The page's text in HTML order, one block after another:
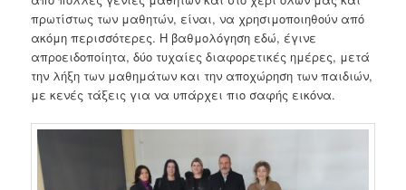
πρωτίστως των μαθητών, είναι, να χρησιμοποιηθούν από
ακόμη περισσότερες. Η βαθμολόγηση εδώ, έγινε
απροειδοποίητα, δύο τυχαίες διαφορετικές ημέρες, μετά
την λήξη των μαθημάτων και την αποχώρηση των παιδιών,
με κενές τάξεις για να υπάρχει πιο σαφής εικόνα.